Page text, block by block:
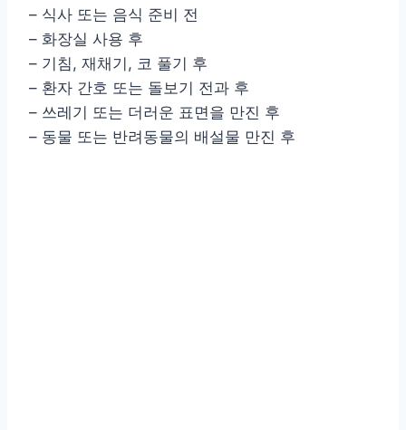
– 식사 또는 음식 준비 전
– 화장실 사용 후
– 기침, 재채기, 코 풀기 후
– 환자 간호 또는 돌보기 전과 후
– 쓰레기 또는 더러운 표면을 만진 후
– 동물 또는 반려동물의 배설물 만진 후